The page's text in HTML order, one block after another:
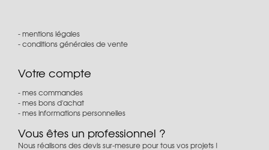
mentions légales
conditions générales de vente
Votre compte
mes commandes
mes bons d'achat
mes informations personnelles
Vous êtes un professionnel ?
Nous réalisons des devis sur-mesure pour tous vos projets !